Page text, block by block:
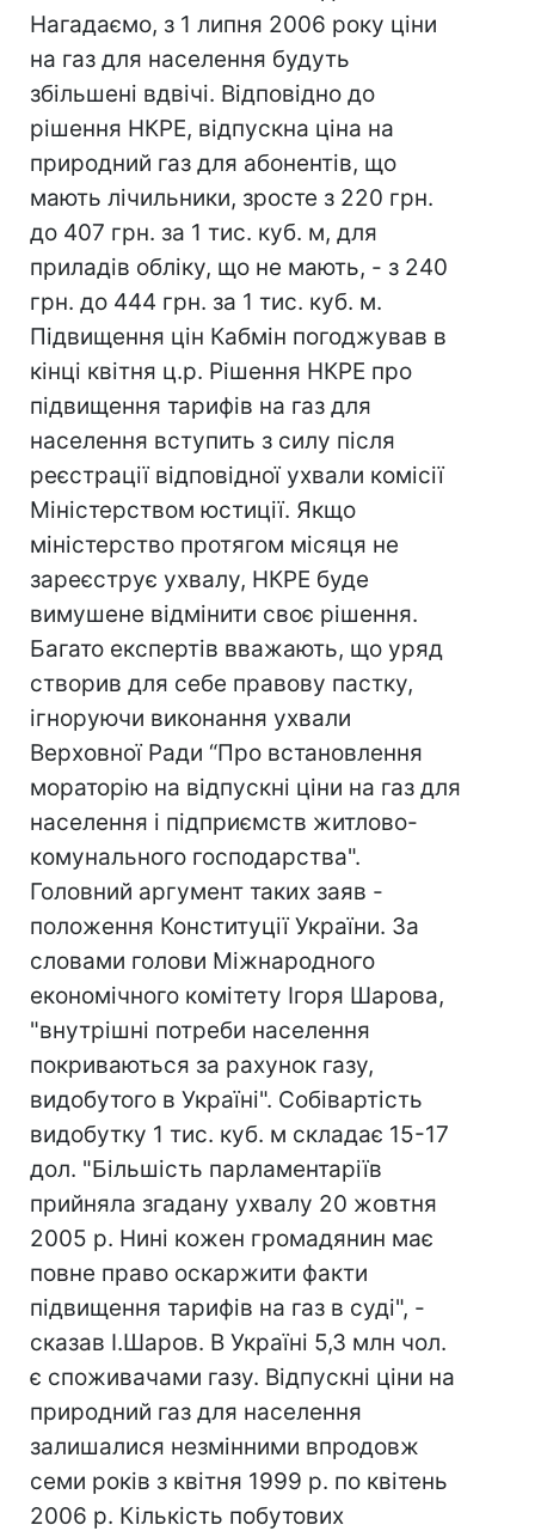
Нагадаємо, з 1 липня 2006 року ціни
на газ для населення будуть
збільшені вдвічі. Відповідно до
рішення НКРЕ, відпускна ціна на
природний газ для абонентів, що
мають лічильники, зросте з 220 грн.
до 407 грн. за 1 тис. куб. м, для
приладів обліку, що не мають, - з 240
грн. до 444 грн. за 1 тис. куб. м.
Підвищення цін Кабмін погоджував в
кінці квітня ц.р. Рішення НКРЕ про
підвищення тарифів на газ для
населення вступить з силу після
реєстрації відповідної ухвали комісії
Міністерством юстиції. Якщо
міністерство протягом місяця не
зареєструє ухвалу, НКРЕ буде
вимушене відмінити своє рішення.
Багато експертів вважають, що уряд
створив для себе правову пастку,
ігноруючи виконання ухвали
Верховної Ради “Про встановлення
мораторію на відпускні ціни на газ для
населення і підприємств житлово-
комунального господарства".
Головний аргумент таких заяв -
положення Конституції України. За
словами голови Міжнародного
економічного комітету Ігоря Шарова,
"внутрішні потреби населення
покриваються за рахунок газу,
видобутого в Україні". Собівартість
видобутку 1 тис. куб. м складає 15-17
дол. "Більшість парламентаріїв
прийняла згадану ухвалу 20 жовтня
2005 р. Нині кожен громадянин має
повне право оскаржити факти
підвищення тарифів на газ в суді", -
сказав І.Шаров. В Україні 5,3 млн чол.
є споживачами газу. Відпускні ціни на
природний газ для населення
залишалися незмінними впродовж
семи років з квітня 1999 р. по квітень
2006 р. Кількість побутових